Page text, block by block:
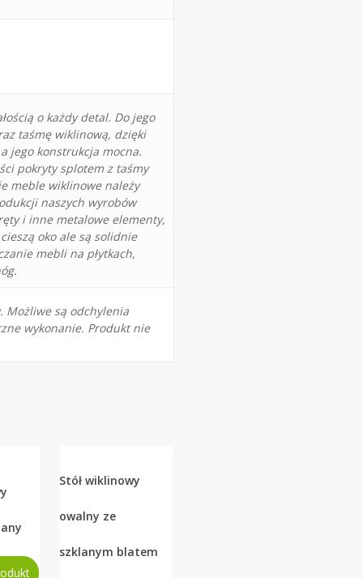
o każdy detal. Do jego
taśmę wiklinową, dzięki
jego konstrukcja mocna.
pokryty splotem z taśmy
meble wiklinowe należy
naszych wyrobów
i inne metalowe elementy,
oko ale są solidnie
mebli na płytkach,
Możliwe są odchylenia
wykonanie. Produkt nie
Stół wiklinowy
owalny ze
szklanym blatem